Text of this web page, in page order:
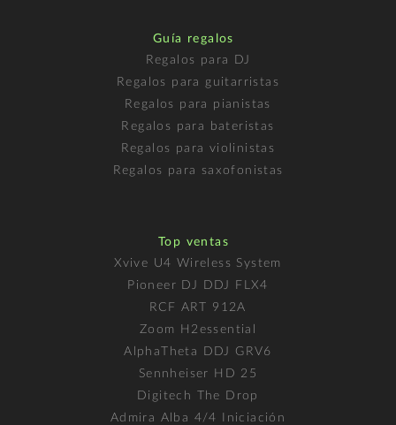
Guía regalos
Regalos para DJ
Regalos para guitarristas
Regalos para pianistas
Regalos para bateristas
Regalos para violinistas
Regalos para saxofonistas
Top ventas
Xvive U4 Wireless System
Pioneer DJ DDJ FLX4
RCF ART 912A
Zoom H2essential
AlphaTheta DDJ GRV6
Sennheiser HD 25
Digitech The Drop
Admira Alba 4/4 Iniciación